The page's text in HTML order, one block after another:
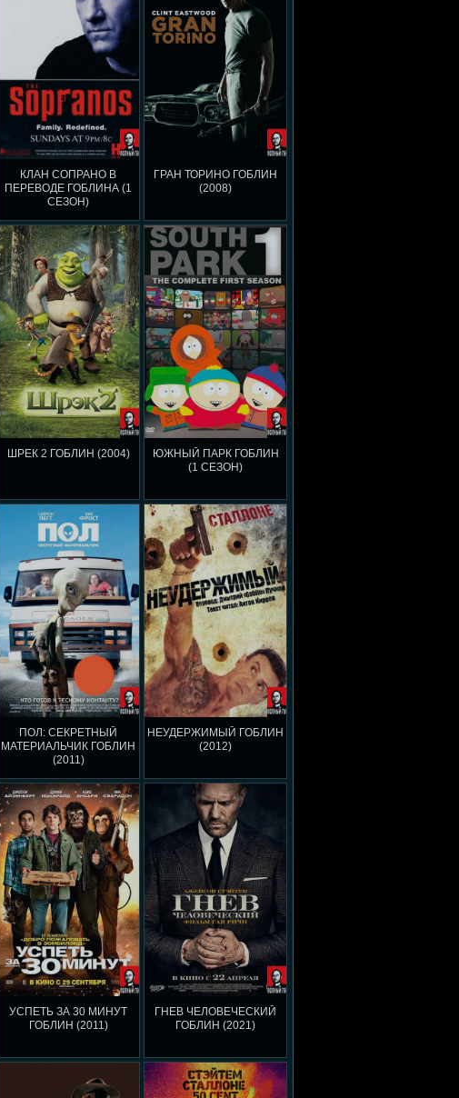
КЛАН СОПРАНО В
ПЕРЕВОДЕ ГОБЛИНА (1
СЕЗОН)
ГРАН ТОРИНО ГОБЛИН
(2008)
ШРЕК 2 ГОБЛИН (2004)
ЮЖНЫЙ ПАРК ГОБЛИН
(1 СЕЗОН)
ПОЛ: СЕКРЕТНЫЙ
МАТЕРИАЛЬЧИК ГОБЛИН
(2011)
НЕУДЕРЖИМЫЙ ГОБЛИН
(2012)
УСПЕТЬ ЗА 30 МИНУТ
ГОБЛИН (2011)
ГНЕВ ЧЕЛОВЕЧЕСКИЙ
ГОБЛИН (2021)